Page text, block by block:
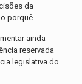
da
porquê.
ainda
reservada
legislativa do